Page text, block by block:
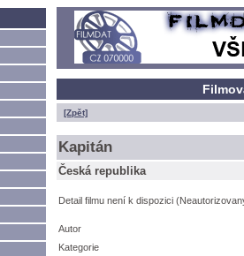
[Zpět]
Kapitán
Česká republika
Detail filmu není k dispozici
Autor
Kategorie